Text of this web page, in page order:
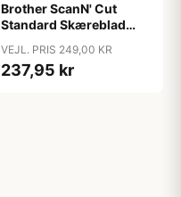
Brother ScanN' Cut
Standard Skæreblad
VEJL. PRIS 249,00 KR
237,95 kr